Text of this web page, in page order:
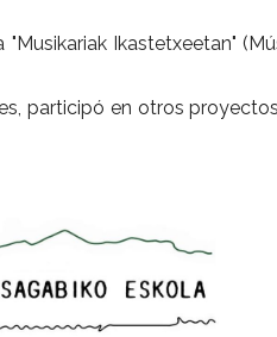
Ikastetxeetan"
participó en otros